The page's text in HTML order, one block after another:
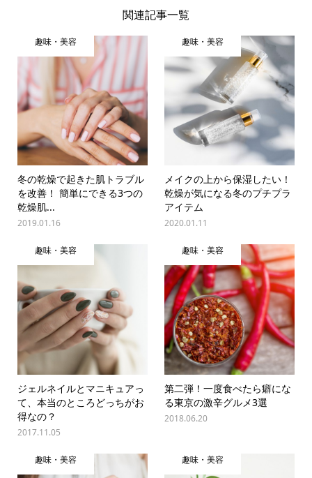
関連記事一覧
趣味・美容
冬の乾燥で起きた肌トラブル
を改善！ 簡単にできる3つの
乾燥肌...
2019.01.16
趣味・美容
メイクの上から保湿したい！
乾燥が気になる冬のプチプラ
アイテム
2020.01.11
趣味・美容
ジェルネイルとマニキュアっ
て、本当のところどっちがお
得なの？
2017.11.05
趣味・美容
第二弾！一度食べたら癖にな
る東京の激辛グルメ3選
2018.06.20
趣味・美容 趣味・美容